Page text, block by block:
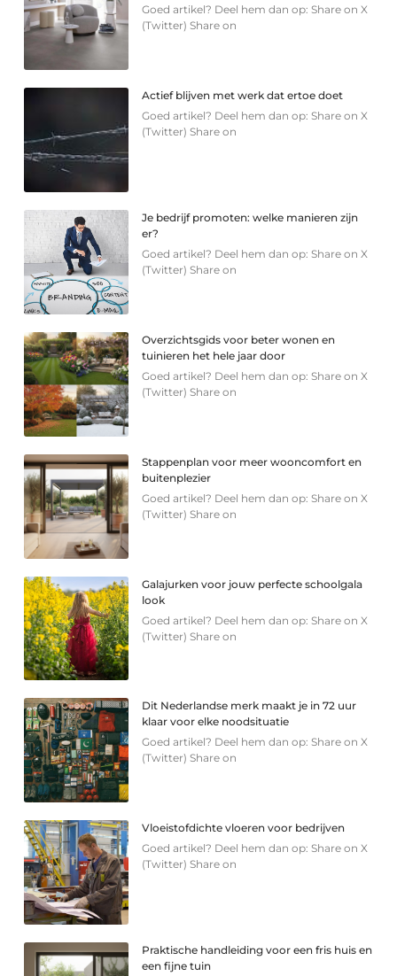
Goed artikel? Deel hem dan op: Share on X
(Twitter) Share on
Actief blijven met werk dat ertoe doet
Goed artikel? Deel hem dan op: Share on X
(Twitter) Share on
Je bedrijf promoten: welke manieren zijn
er?
Goed artikel? Deel hem dan op: Share on X
(Twitter) Share on
Overzichtsgids voor beter wonen en
tuinieren het hele jaar door
Goed artikel? Deel hem dan op: Share on X
(Twitter) Share on
Stappenplan voor meer wooncomfort en
buitenplezier
Goed artikel? Deel hem dan op: Share on X
(Twitter) Share on
Galajurken voor jouw perfecte schoolgala
look
Goed artikel? Deel hem dan op: Share on X
(Twitter) Share on
Dit Nederlandse merk maakt je in 72 uur
klaar voor elke noodsituatie
Goed artikel? Deel hem dan op: Share on X
(Twitter) Share on
Vloeistofdichte vloeren voor bedrijven
Goed artikel? Deel hem dan op: Share on X
(Twitter) Share on
Praktische handleiding voor een fris huis en
een fijne tuin